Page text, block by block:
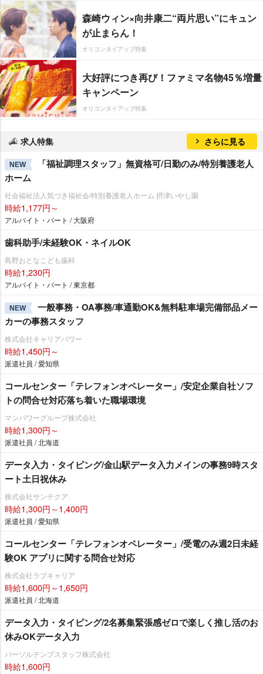
森崎ウィン×向井康二“両片思い”にキュン
が止まらん！
オリコンタイアップ特集
大好評につき再び！ファミマ名物45％増量
キャンペーン
オリコンタイアップ特集
求人特集 さらに見る
NEW
「福祉調理スタッフ」無資格可/日勤のみ/特別養護老人
ホーム
社会福祉法人気づき福祉会/特別養護老人ホーム 摂津いやし園
時給1,177円～
アルバイト・パート / 大阪府
歯科助手/未経験OK・ネイルOK
島野おとなこども歯科
時給1,230円
アルバイト・パート / 東京都
NEW
一般事務・OA事務/車通勤OK&無料駐車場完備部品メー
カーの事務スタッフ
株式会社キャリアパワー
時給1,450円～
派遣社員 / 愛知県
コールセンター「テレフォンオペレーター」/安定企業自社ソフ
トの問合せ対応落ち着いた職場環境
マンパワーグループ株式会社
時給1,300円～
派遣社員 / 北海道
データ入力・タイピング/金山駅データ入力メインの事務9時スタ
ート土日祝休み
株式会社サンテクア
時給1,300円～1,400円
派遣社員 / 愛知県
コールセンター「テレフォンオペレーター」/受電のみ週2日未経
験OK アプリに関する問合せ対応
株式会社ラブキャリア
時給1,600円～1,650円
派遣社員 / 北海道
データ入力・タイピング/2名募集緊張感ゼロで楽しく推し活のお
休みOKデータ入力
パーソルテンプスタッフ株式会社
時給1,600円